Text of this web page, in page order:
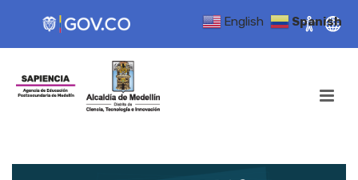
English Spanish